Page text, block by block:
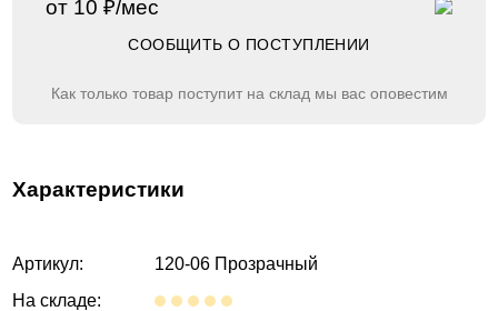
от 10 ₽/мес
СООБЩИТЬ О ПОСТУПЛЕНИИ
Как только товар поступит на склад мы вас оповестим
Характеристики
Артикул:
120-06 Прозрачный
На складе: